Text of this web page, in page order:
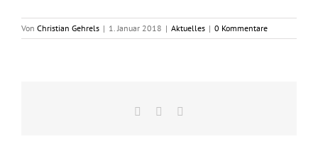
Von Christian Gehrels | 1. Januar 2018 | Aktuelles | 0 Kommentare
Facebook